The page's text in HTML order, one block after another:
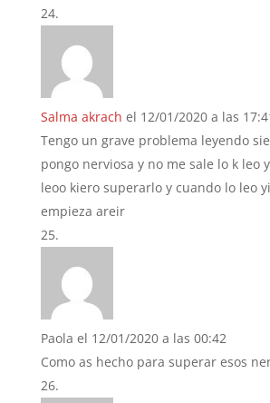
Salma akrach el 12/01/2020 a las
Tengo un grave problema leyendo
pongo nerviosa y no me sale lo k leo
leoo kiero superarlo y cuando lo leo
empieza areir
Paola el 12/01/2020 a las 00:42
Como as hecho para superar esos